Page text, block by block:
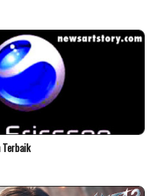
Terbaik